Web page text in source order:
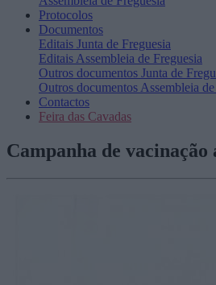
Protocolos
Documentos
Editais Junta de Freguesia
Editais Assembleia de Freguesia
Outros documentos Junta de
Outros documentos Assembleia
Contactos
Feira das Cavadas
Campanha de